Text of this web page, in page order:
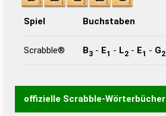
Spiel Buchstaben
Scrabble® B3 - E1 - L2 - E1 - G2
offizielle Scrabble-Wörterbücher